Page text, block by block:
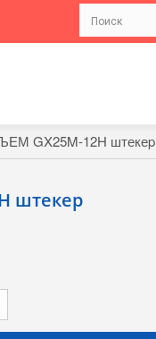
GX25M-12H штекеp
штекеp